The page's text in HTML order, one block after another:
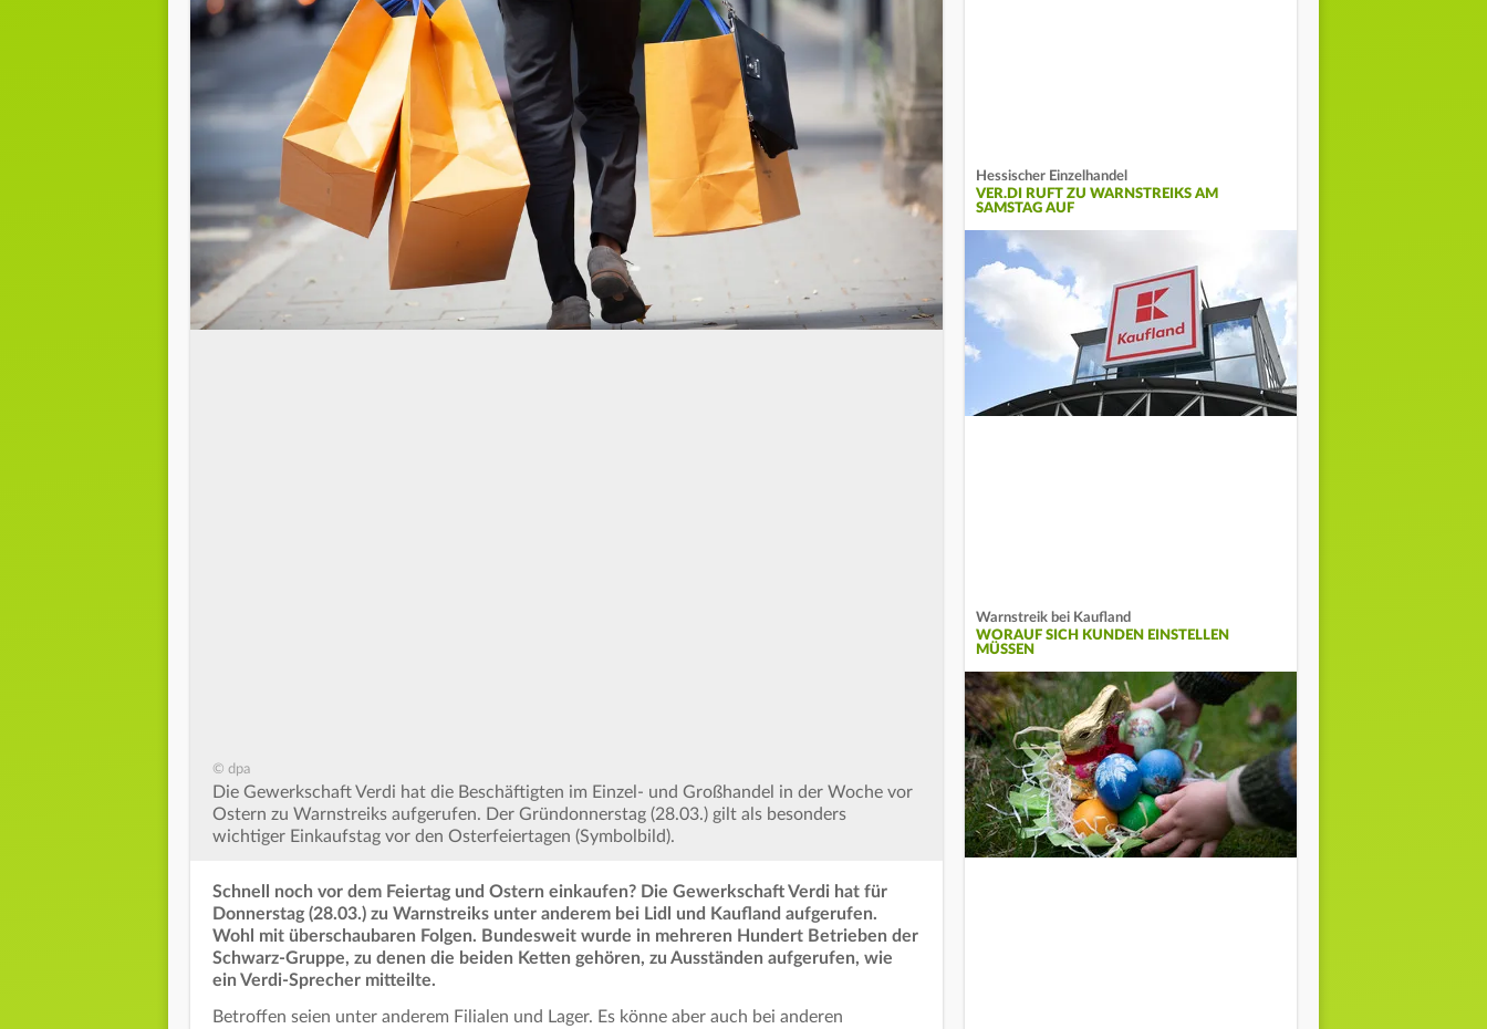
© dpa
Die Gewerkschaft Verdi hat die Beschäftigten im Einzel- und Großhandel in der Woche vor
Ostern zu Warnstreiks aufgerufen. Der Gründonnerstag (28.03.) gilt als besonders
wichtiger Einkaufstag vor den Osterfeiertagen (Symbolbild).
Schnell noch vor dem Feiertag und Ostern einkaufen? Die Gewerkschaft Verdi hat für
Donnerstag (28.03.) zu Warnstreiks unter anderem bei Lidl und Kaufland aufgerufen.
Wohl mit überschaubaren Folgen. Bundesweit wurde in mehreren Hundert Betrieben der
Schwarz-Gruppe, zu denen die beiden Ketten gehören, zu Ausständen aufgerufen, wie
ein Verdi-Sprecher mitteilte.
Betroffen seien unter anderem Filialen und Lager. Es könne aber auch bei anderen
Hessischer Einzelhandel
VER.DI RUFT ZU WARNSTREIKS AM
SAMSTAG AUF
Warnstreik bei Kaufland
WORAUF SICH KUNDEN EINSTELLEN
MÜSSEN